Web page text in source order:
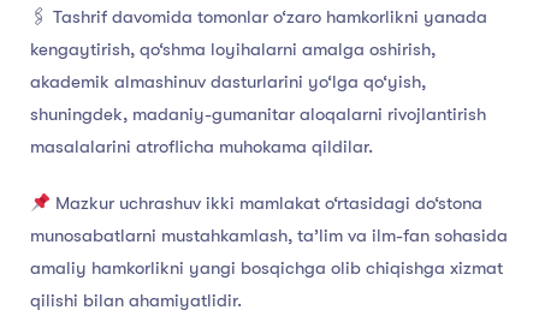
🖇 Tashrif davomida tomonlar o‘zaro hamkorlikni yanada
kengaytirish, qo‘shma loyihalarni amalga oshirish,
akademik almashinuv dasturlarini yo‘lga qo‘yish,
shuningdek, madaniy-gumanitar aloqalarni rivojlantirish
masalalarini atroflicha muhokama qildilar.
Mazkur uchrashuv ikki mamlakat o‘rtasidagi do‘stona
munosabatlarni mustahkamlash, ta’lim va ilm-fan sohasida
amaliy hamkorlikni yangi bosqichga olib chiqishga xizmat
qilishi bilan ahamiyatlidir.